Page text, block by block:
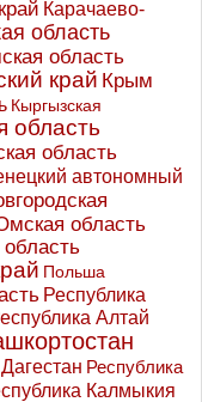
Карачаево-
область
область
край Крым
Кыргызская
область
область
автономный
область
Польша
Республика
Алтай
Республика
Калмыкия